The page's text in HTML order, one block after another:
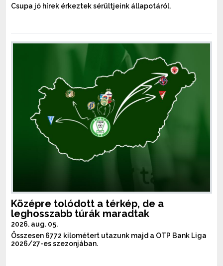
Csupa jó hírek érkeztek sérültjeink állapotáról.
Középre tolódott a térkép, de a
leghosszabb túrák maradtak
2026. aug. 05.
Összesen 6772 kilométert utazunk majd a OTP Bank Liga
2026/27-es szezonjában.